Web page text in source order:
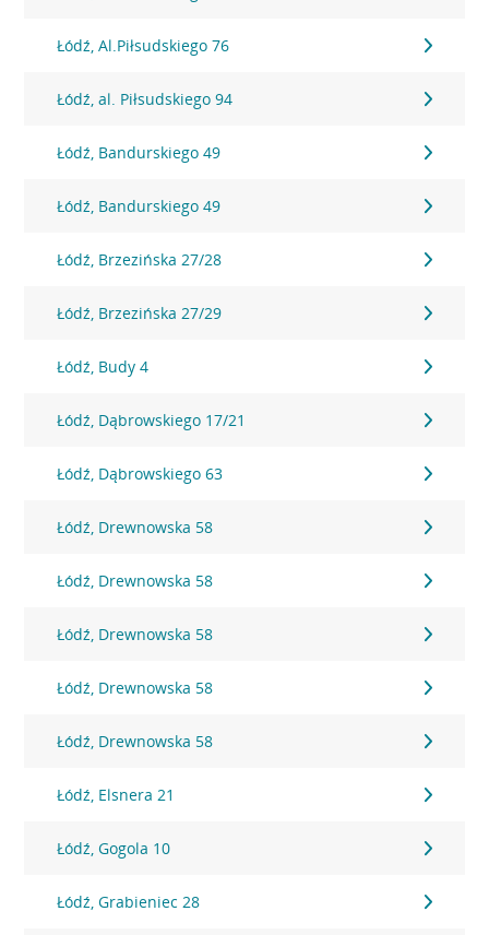
Łódź, Al.Piłsudskiego 76
Łódź, al. Piłsudskiego 94
Łódź, Bandurskiego 49
Łódź, Bandurskiego 49
Łódź, Brzezińska 27/28
Łódź, Brzezińska 27/29
Łódź, Budy 4
Łódź, Dąbrowskiego 17/21
Łódź, Dąbrowskiego 63
Łódź, Drewnowska 58
Łódź, Drewnowska 58
Łódź, Drewnowska 58
Łódź, Drewnowska 58
Łódź, Drewnowska 58
Łódź, Elsnera 21
Łódź, Gogola 10
Łódź, Grabieniec 28